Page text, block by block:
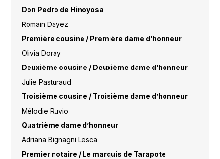
Don Pedro de Hinoyosa
Romain Dayez
Première cousine / Première dame d’honneur
Olivia Doray
Deuxième cousine / Deuxième dame d’honneur
Julie Pasturaud
Troisième cousine / Troisième dame d’honneur
Mélodie Ruvio
Quatrième dame d’honneur
Adriana Bignagni Lesca
Premier notaire / Le marquis de Tarapote